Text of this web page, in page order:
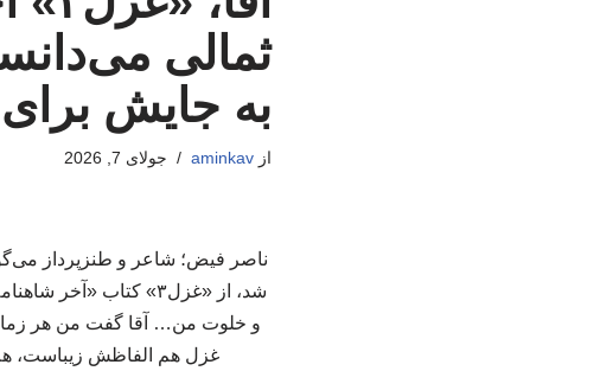
ثمالی
به جایش
ازaminkav جولای 7, 2026
ناصر فیض؛ شاعر و طنزپرداز
شد، از «غزل۳» کتاب
و خلوت من… آقا گفت من هر زمان
غزل هم الفاظش زیباست،